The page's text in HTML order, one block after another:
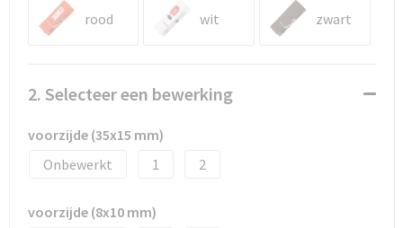
Reistassen
Tablettassen
Goodiebags
rood wit zwart
2. Selecteer een bewerking
voorzijde (35x15 mm)
Onbewerkt
1 2
voorzijde (8x10 mm)